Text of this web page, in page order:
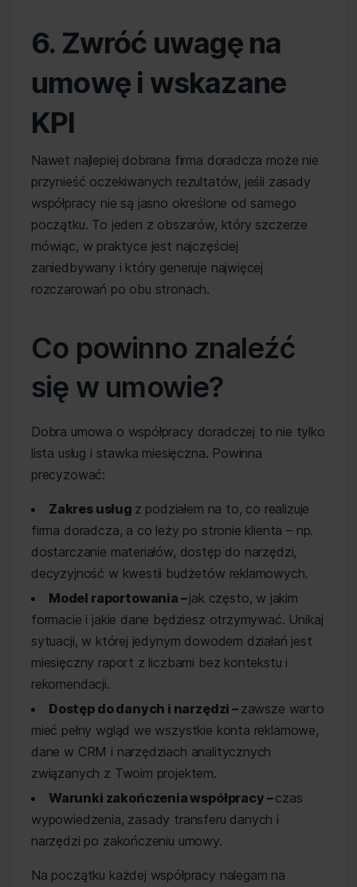
6. Zwróć uwagę na
umowę i wskazane
KPI
Nawet najlepiej dobrana firma doradcza może nie
przynieść oczekiwanych rezultatów, jeśli zasady
współpracy nie są jasno określone od samego
początku. To jeden z obszarów, który szczerze
mówiąc, w praktyce jest najczęściej
zaniedbywany i który generuje najwięcej
rozczarowań po obu stronach.
Co powinno znaleźć
się w umowie?
Dobra umowa o współpracy doradczej to nie tylko
lista usług i stawka miesięczna. Powinna
precyzować:
Zakres usług z podziałem na to, co realizuje
firma doradcza, a co leży po stronie klienta – np.
dostarczanie materiałów, dostęp do narzędzi,
decyzyjność w kwestii budżetów reklamowych.
Model raportowania –jak często, w jakim
formacie i jakie dane będziesz otrzymywać. Unikaj
sytuacji, w której jedynym dowodem działań jest
miesięczny raport z liczbami bez kontekstu i
rekomendacji.
Dostęp do danych i narzędzi – zawsze warto
mieć pełny wgląd we wszystkie konta reklamowe,
dane w CRM i narzędziach analitycznych
związanych z Twoim projektem.
Warunki zakończenia współpracy –czas
wypowiedzenia, zasady transferu danych i
narzędzi po zakończeniu umowy.
Na początku każdej współpracy nalegam na